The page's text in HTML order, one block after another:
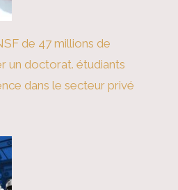
de 47 millions de
un doctorat. étudiants
dans le secteur privé